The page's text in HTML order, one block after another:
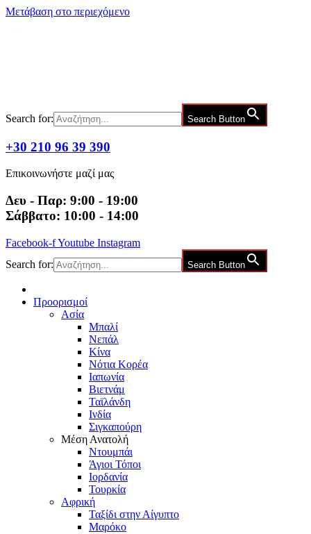
Μετάβαση στο περιεχόμενο
Search for: Search Button
+30 210 96 39 390
Επικοινωνήστε μαζί μας
Δευ - Παρ: 9:00 - 19:00
Σάββατο: 10:00 - 14:00
Facebook-fYoutube Instagram
Search for:
Search Button
Προορισμοί
Ασία
Μπαλί
Νεπάλ
Κίνα
Νότια Κορέα
Ιαπωνία
Βιετνάμ
Ταϊλάνδη
Ινδία
Σιγκαπούρη
Μέση Ανατολή
Ντουμπάι
Άγιοι Τόποι
Ιορδανία
Τουρκία
Αφρική
Ταξίδι στην Αίγυπτο
Μαρόκο